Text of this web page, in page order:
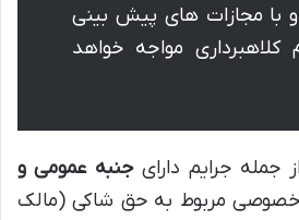
مجازات های پیش بینی
مواجه خواهد
جمله جرایم دارایجنبه عمومی و
مربوط به حق شاکی (مالک